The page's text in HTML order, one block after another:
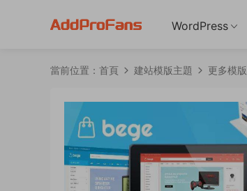
WordPress
當前位置： 首頁 建站模版主題 更多模版